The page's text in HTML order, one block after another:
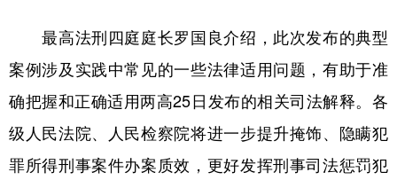
最高法刑四庭庭长罗国良介绍，此次发布的典型
案例涉及实践中常见的一些法律适用问题，有助于准
确把握和正确适用两高25日发布的相关司法解释。各
级人民法院、人民检察院将进一步提升掩饰、隐瞒犯
罪所得刑事案件办案质效，更好发挥刑事司法惩罚犯